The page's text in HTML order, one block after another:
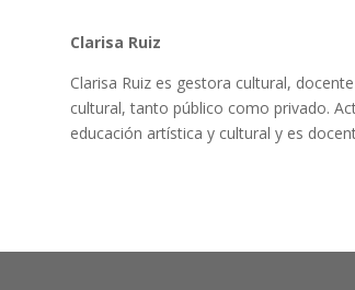
Clarisa Ruiz
Clarisa Ruiz es gestora cultural,
cultural, tanto público como privado.
educación artística y cultural y es